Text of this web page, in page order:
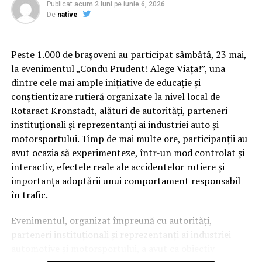
Vă spuneam într-un articol cum se fură prin metoda
Casării la Penitenciarul Ploiești.
informațiilepublicate sunt inexacte și false.”
O să revenim la ,, Casare” cu un exemplu simplu , pe
înțelesul tuturor:
Se achiziționează prin Seap pentru popotă
produsul, exemplu: Servici masa 30 piese la preț
de 119,90 lei la data de 16.12.2016
Se înregistrează în Contabilitatea în Gestiunea
popotă , respectiv în Programul de contabilitate în
Totul bine și frumos până aici!
Cum știu dacă am obezitate? Rolul IMC și al
evaluării medicale
Deși Indicele de Masă Corporală (IMC) este utilizat
frecvent pentru clasificarea
Medicul poate lua în considerare raportul talie–
înălțime, impactul asupra sănătății, calitatea vieții,
Publicat acum 2 luni pe iunie 6, 2026
De native
Peste 1.000 de brașoveni au participat sâmbătă, 23 mai,
la evenimentul „Condu Prudent! Alege Viața!”, una
dintre cele mai ample inițiative de educație și
conștientizare rutieră organizate la nivel local de
Rotaract Kronstadt, alături de autorități, parteneri
instituționali și reprezentanți ai industriei auto și
motorsportului. Timp de mai multe ore, participanții au
avut ocazia să experimenteze, într-un mod controlat și
interactiv, efectele reale ale accidentelor rutiere și
importanța adoptării unui comportament responsabil
în trafic.
Evenimentul, organizat împreună cu autorități,
parteneri instituționali și reprezentanți ai industriei